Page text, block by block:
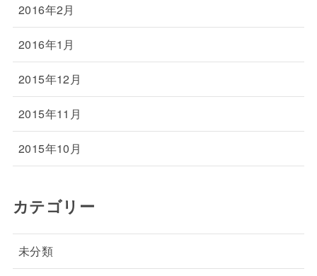
2016年2月
2016年1月
2015年12月
2015年11月
2015年10月
カテゴリー
未分類